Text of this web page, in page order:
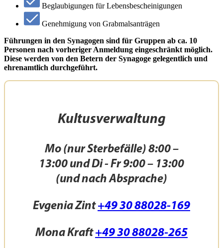
Beglaubigungen für Lebensbescheinigungen
Genehmigung von Grabmalsanträgen
Führungen in den Synagogen sind für Gruppen ab ca. 10
Personen nach vorheriger Anmeldung eingeschränkt möglich.
Diese werden von den Betern der Synagoge gelegentlich und
ehrenamtlich durchgeführt.
Kultusverwaltung
Mo (nur Sterbefälle) 8:00 –
13:00 und Di - Fr 9:00 – 13:00
(und nach Absprache)
Evgenia Zint+49 30 88028-169
Mona Kraft+49 30 88028-265